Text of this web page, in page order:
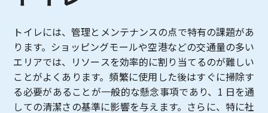
トイレには、管理とメンテナンスの点で特有の課題があ
ります。ショッピングモールや空港などの交通量の多い
エリアでは、リソースを効率的に割り当てるのが難しい
ことがよくあります。頻繁に使用した後はすぐに掃除す
る必要があることが一般的な懸念事項であり、1 日を通
しての清潔さの基準に影響を与えます。さらに、特に社